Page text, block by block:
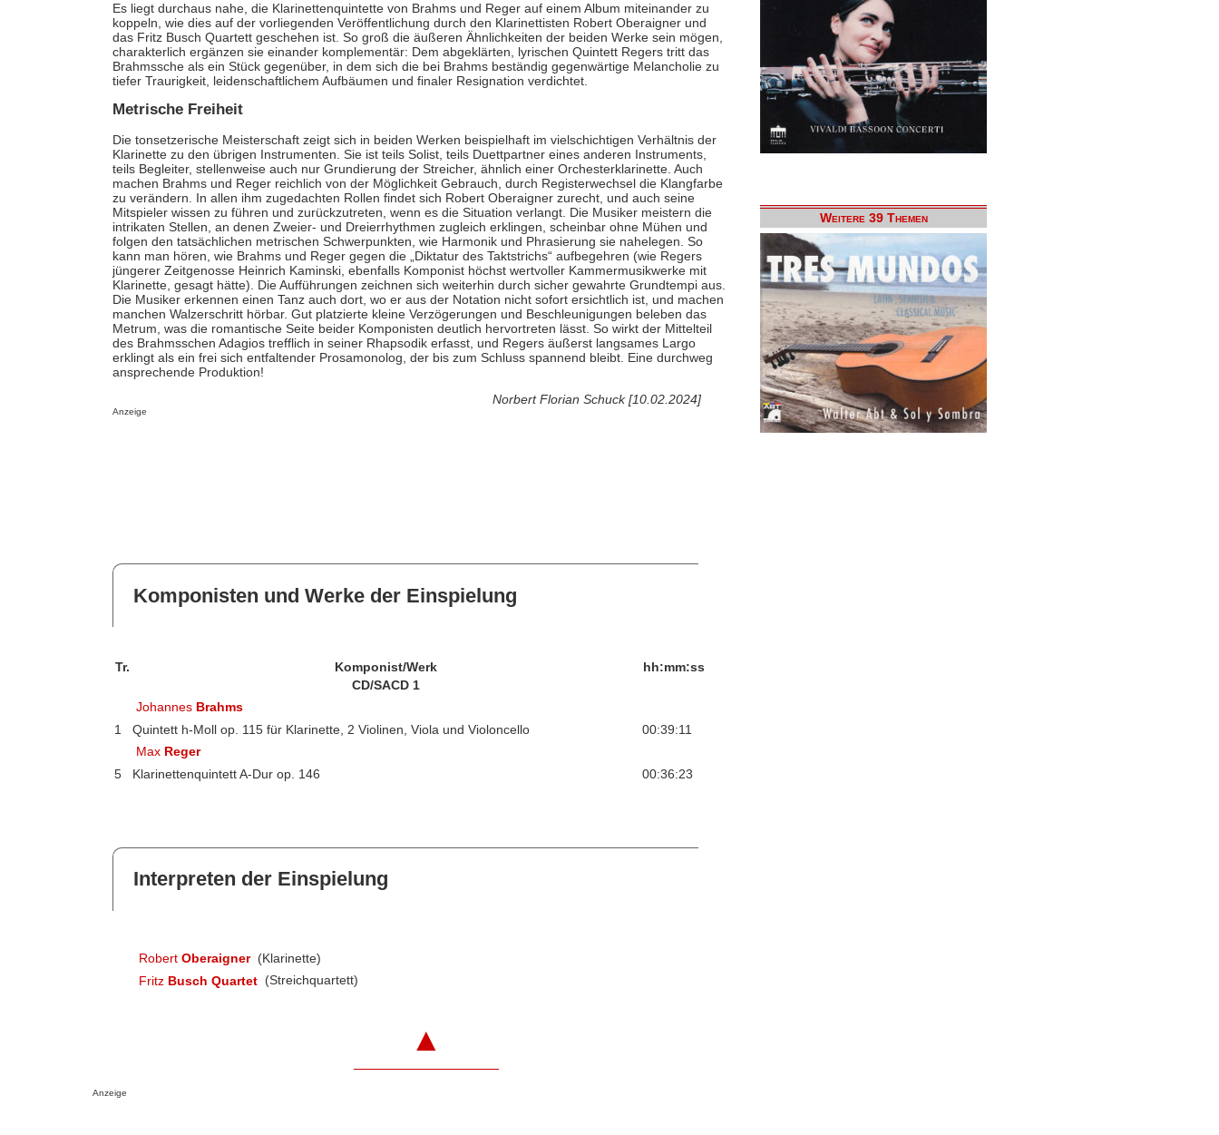
Es liegt durchaus nahe, die Klarinettenquintette von Brahms und Reger auf einem Album miteinander zu
koppeln, wie dies auf der vorliegenden Veröffentlichung durch den Klarinettisten Robert Oberaigner und
das Fritz Busch Quartett geschehen ist. So groß die äußeren Ähnlichkeiten der beiden Werke sein mögen,
charakterlich ergänzen sie einander komplementär: Dem abgeklärten, lyrischen Quintett Regers tritt das
Brahmssche als ein Stück gegenüber, in dem sich die bei Brahms beständig gegenwärtige Melancholie zu
tiefer Traurigkeit, leidenschaftlichem Aufbäumen und finaler Resignation verdichtet.
Metrische Freiheit
Die tonsetzerische Meisterschaft zeigt sich in beiden Werken beispielhaft im vielschichtigen Verhältnis der
Klarinette zu den übrigen Instrumenten. Sie ist teils Solist, teils Duettpartner eines anderen Instruments,
teils Begleiter, stellenweise auch nur Grundierung der Streicher, ähnlich einer Orchesterklarinette. Auch
machen Brahms und Reger reichlich von der Möglichkeit Gebrauch, durch Registerwechsel die Klangfarbe
zu verändern. In allen ihm zugedachten Rollen findet sich Robert Oberaigner zurecht, und auch seine
Mitspieler wissen zu führen und zurückzutreten, wenn es die Situation verlangt. Die Musiker meistern die
intrikaten Stellen, an denen Zweier- und Dreierrhythmen zugleich erklingen, scheinbar ohne Mühen und
folgen den tatsächlichen metrischen Schwerpunkten, wie Harmonik und Phrasierung sie nahelegen. So
kann man hören, wie Brahms und Reger gegen die „Diktatur des Taktstrichs“ aufbegehren (wie Regers
jüngerer Zeitgenosse Heinrich Kaminski, ebenfalls Komponist höchst wertvoller Kammermusikwerke mit
Klarinette, gesagt hätte). Die Aufführungen zeichnen sich weiterhin durch sicher gewahrte Grundtempi aus.
Die Musiker erkennen einen Tanz auch dort, wo er aus der Notation nicht sofort ersichtlich ist, und machen
manchen Walzerschritt hörbar. Gut platzierte kleine Verzögerungen und Beschleunigungen beleben das
Metrum, was die romantische Seite beider Komponisten deutlich hervortreten lässt. So wirkt der Mittelteil
des Brahmsschen Adagios trefflich in seiner Rhapsodik erfasst, und Regers äußerst langsames Largo
erklingt als ein frei sich entfaltender Prosamonolog, der bis zum Schluss spannend bleibt. Eine durchweg
ansprechende Produktion!
Norbert Florian Schuck [10.02.2024]
Anzeige
Komponisten und Werke der Einspielung
Tr. Komponist/Werk
hh:mm:ss
CD/SACD 1
Johannes Brahms
1
Quintett h-Moll op. 115 für Klarinette, 2 Violinen, Viola und Violoncello
00:39:11
Max Reger
5
Klarinettenquintett A-Dur op. 146 00:36:23
Interpreten der Einspielung
Robert Oberaigner (Klarinette)
Fritz Busch Quartet (Streichquartett)
▲
Anzeige
Weitere 39 Themen